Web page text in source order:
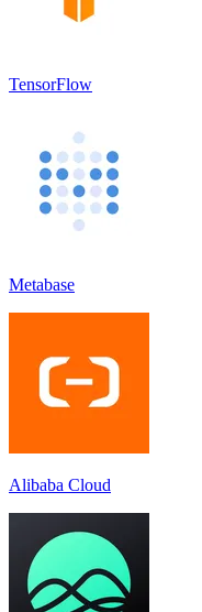
TensorFlow
Metabase
Alibaba Cloud